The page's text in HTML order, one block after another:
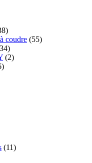
coudre (55)
(2)
(11)